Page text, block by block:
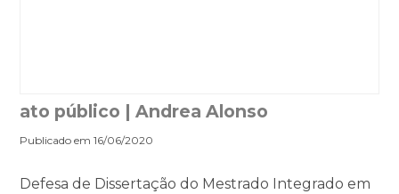
ato público | Andrea Alonso
Publicado em 16/06/2020
Defesa de Dissertação do Mestrado Integrado em